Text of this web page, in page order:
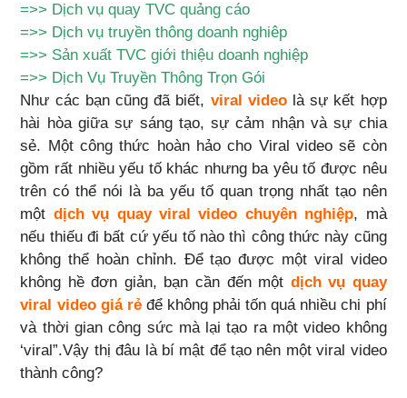
=>> Dịch vụ quay TVC quảng cáo
=>> Dịch vụ truyền thông doanh nghiêp
=>> Sản xuất TVC giới thiệu doanh nghiệp
=>> Dịch Vụ Truyền Thông Trọn Gói
Như các bạn cũng đã biết, viral videolà sự kết hợp
hài hòa giữa sự sáng tạo, sự cảm nhận và sự chia
sẻ. Một công thức hoàn hảo cho Viral video sẽ còn
gồm rất nhiều yếu tố khác nhưng ba yêu tố được nêu
trên có thể nói là ba yếu tố quan trọng nhất tạo nên
một dịch vụ quay viral video chuyên nghiệp, mà
nếu thiếu đi bất cứ yếu tố nào thì công thức này cũng
không thể hoàn chỉnh. Để tạo được một viral video
không hề đơn giản, bạn cần đến một dịch vụ quay
viral video giá rẻ để không phải tốn quá nhiều chi phí
và thời gian công sức mà lại tạo ra một video không
‘viral”.Vậy thị đâu là bí mật để tạo nên một viral video
thành công?